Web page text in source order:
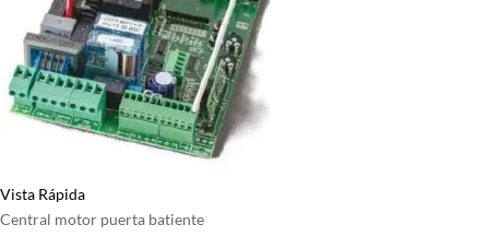
Vista Rápida
Central motor puerta batiente